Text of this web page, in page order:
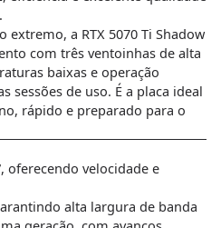
a RTX 5070 Ti Shadow
com três ventoinhas de alta
baixas e operação
sessões de uso. É a placa ideal
rápido e preparado para o
, oferecendo velocidade e
alta largura de banda